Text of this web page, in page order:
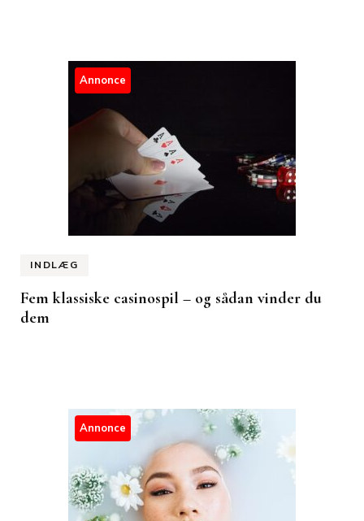
Annonce
INDLÆG
Fem klassiske casinospil – og sådan vinder du
dem
Annonce